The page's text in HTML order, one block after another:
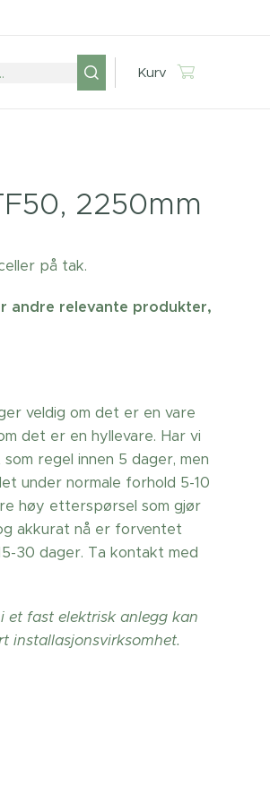
Kurv
2250mm
på tak.
andre relevante produkter,
veldig om det er en vare
det er en hyllevare. Har vi
regel innen 5 dager, men
under normale forhold 5-10
høy etterspørsel som gjør
akkurat nå er forventet
30 dager. Ta kontakt med
fast elektrisk anlegg kan
installasjonsvirksomhet.